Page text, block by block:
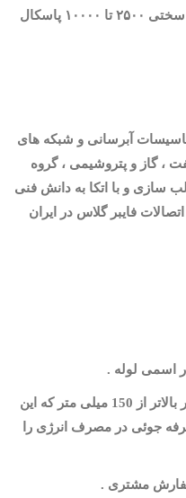
میلیمتر و برای فشار کار ۶ تا ۳۲ بار و سختی ۲۵۰۰ تا ۱۰۰۰۰ پاسکال
آبرسانی و شبکه های
، گاز و پتروشیمی ، گروه
سازی و با اتکا به دانش فنی
فایبر گلاس در ایران
.
2- ساخت به صورت یکپارچه در اقطار بالاتر از 150 میلی متر که این
جوئی در مصرف انرژی را
.